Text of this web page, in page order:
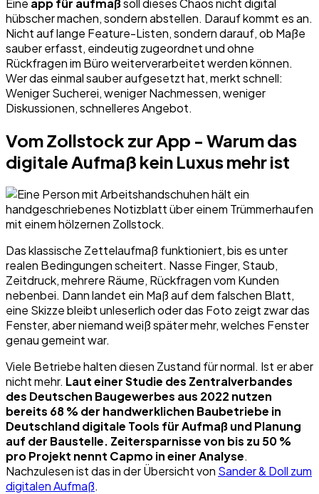
Eine app für aufmaßsoll dieses Chaos nicht digital
hübscher machen, sondern abstellen. Darauf kommt es an.
Nicht auf lange Feature-Listen, sondern darauf, ob Maße
sauber erfasst, eindeutig zugeordnet und ohne
Rückfragen im Büro weiterverarbeitet werden können.
Wer das einmal sauber aufgesetzt hat, merkt schnell:
Weniger Sucherei, weniger Nachmessen, weniger
Diskussionen, schnelleres Angebot.
Vom Zollstock zur App - Warum das
digitale Aufmaß kein Luxus mehr ist
Das klassische Zettelaufmaß funktioniert, bis es unter
realen Bedingungen scheitert. Nasse Finger, Staub,
Zeitdruck, mehrere Räume, Rückfragen vom Kunden
nebenbei. Dann landet ein Maß auf dem falschen Blatt,
eine Skizze bleibt unleserlich oder das Foto zeigt zwar das
Fenster, aber niemand weiß später mehr, welches Fenster
genau gemeint war.
Viele Betriebe halten diesen Zustand für normal. Ist er aber
nicht mehr. Laut einer Studie des Zentralverbandes
des Deutschen Baugewerbes aus 2022 nutzen
bereits 68 % der handwerklichen Baubetriebe in
Deutschland digitale Tools für Aufmaß und Planung
auf der Baustelle. Zeitersparnisse von bis zu 50 %
pro Projekt nennt Capmo in einer Analyse.
Nachzulesen ist das in der Übersicht von Sander & Doll zum
digitalen Aufmaß.